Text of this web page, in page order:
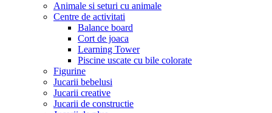
Animale si seturi cu animale
Centre de activitati
Balance board
Cort de joaca
Learning Tower
Piscine uscate cu bile colorate
Figurine
Jucarii bebelusi
Jucarii creative
Jucarii de constructie